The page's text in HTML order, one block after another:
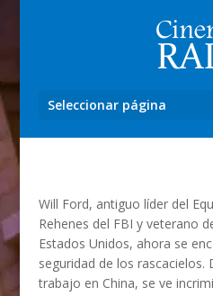
Seleccionar página
Will Ford, antiguo líder del
Rehenes del FBI y veterano
Estados Unidos, ahora se
seguridad de los rascacielos.
trabajo en China, se ve